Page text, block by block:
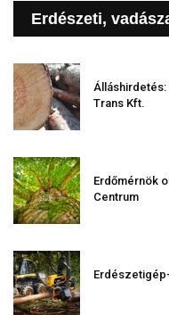
Erdészeti,
Trans Kft.
Erdőmérnök
Centrum